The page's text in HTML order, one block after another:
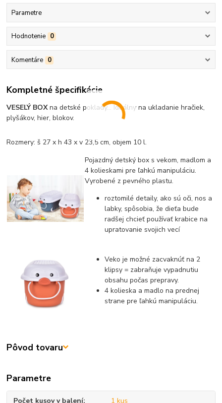
Parametre
Hodnotenie 0
Komentáre 0
Kompletné špecifikácie
VESELÝ BOXna detské poklady... Ideálny na ukladanie hračiek,
plyšákov, hier, blokov.
Rozmery: š 27 x h 43 x v 23,5 cm, objem 10 l.
Pojazdný detský box s vekom, madlom a
4 kolieskami pre ľahkú manipuláciu.
Vyrobené z pevného plastu.
roztomilé detaily, ako sú oči, nos a
labky, spôsobia, že dieťa bude
radšej chcieť používať krabice na
upratovanie svojich vecí
Veko je možné zacvaknúť na 2
klipsy = zabraňuje vypadnutiu
obsahu počas prepravy.
4 kolieska a madlo na prednej
strane pre ľahkú manipuláciu.
Pôvod tovaru
Parametre
Počet kusov v balení 1 kus